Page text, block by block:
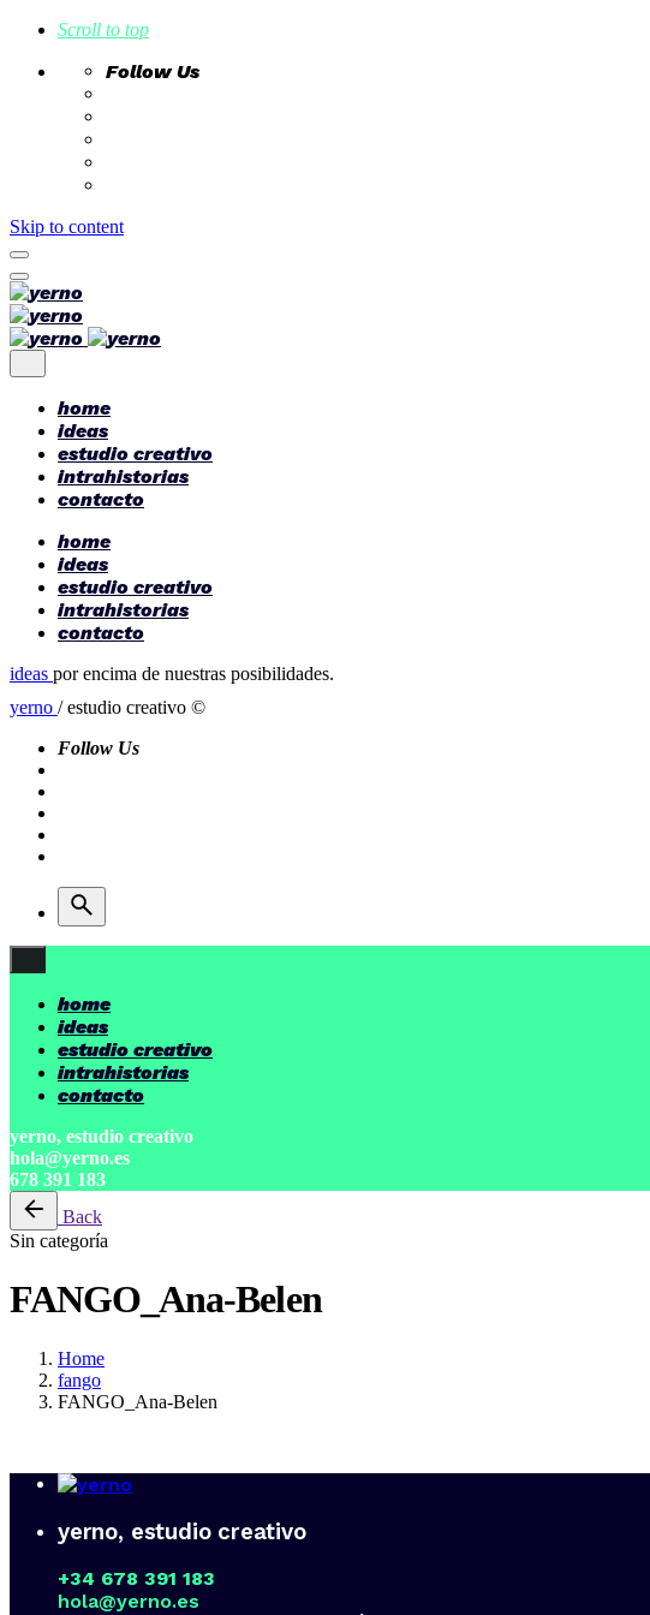
Scroll to top
Follow Us
Skip to content
home
ideas
estudio creativo
intrahistorias
contacto
home
ideas
estudio creativo
intrahistorias
contacto
ideas por encima de nuestras posibilidades.
yerno / estudio creativo ©
Follow Us
home
ideas
estudio creativo
intrahistorias
contacto
yerno, estudio creativo
hola@yerno.es
678 391 183
Back
Sin categoría
FANGO_Ana-Belen
Home
fango
FANGO_Ana-Belen
yerno, estudio creativo
+34 678 391 183
hola@yerno.es